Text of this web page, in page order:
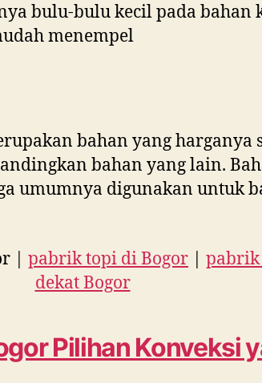
bulu-bulu kecil pada bahan
menempel
bahan yang harganya
bahan yang lain.
umumnya digunakan untuk
| pabrik topi di Bogor
dekat Bogor
Pilihan Konveksi